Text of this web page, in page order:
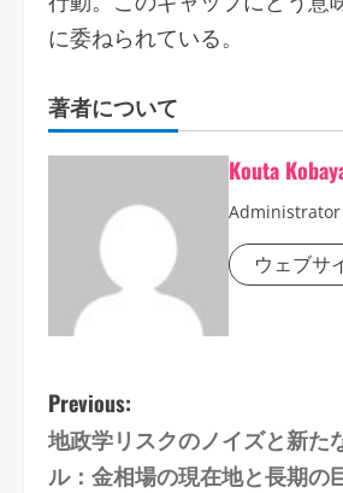
に委ねられている。
著者について
Kouta
Administrator
ウェブサ
P
o
Previous:
地政学リスクのノイズと新た
ル：金相場の現在地と長期の